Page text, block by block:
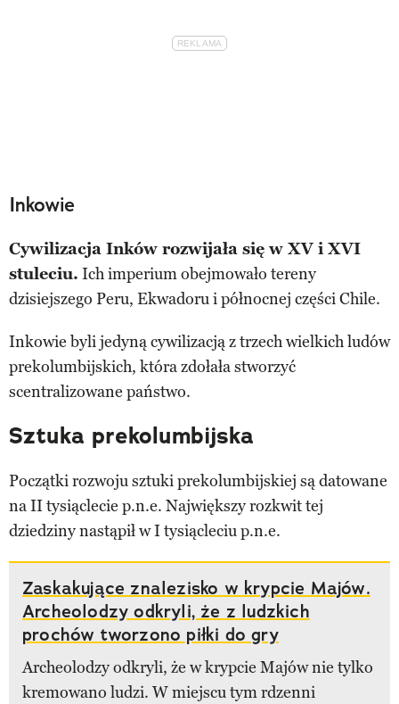
Inkowie
Cywilizacja Inków rozwijała się w XV i XVI
stuleciu. Ich imperium obejmowało tereny
dzisiejszego Peru, Ekwadoru i północnej części Chile.
Inkowie byli jedyną cywilizacją z trzech wielkich ludów
prekolumbijskich, która zdołała stworzyć
scentralizowane państwo.
Sztuka prekolumbijska
Początki rozwoju sztuki prekolumbijskiej są datowane
na II tysiąclecie p.n.e. Największy rozkwit tej
dziedziny nastąpił w I tysiącleciu p.n.e.
Zaskakujące znalezisko w krypcie Majów.
Archeolodzy odkryli, że z ludzkich
prochów tworzono piłki do gry
Archeolodzy odkryli, że w krypcie Majów nie tylko
kremowano ludzi. W miejscu tym rdzenni